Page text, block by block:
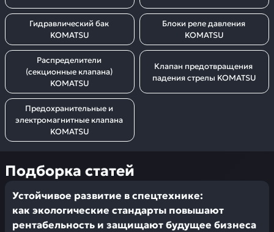
Гидравлический бак
KOMATSU
Блоки реле давления
KOMATSU
Распределители
(секционные клапана)
KOMATSU
Клапан предотвращения
падения стрелы KOMATSU
Предохранительные и
электромагнитные клапана
KOMATSU
Подборка статей
Устойчивое развитие в спецтехнике:
как экологические стандарты повышают
рентабельность и защищают будущее бизнеса